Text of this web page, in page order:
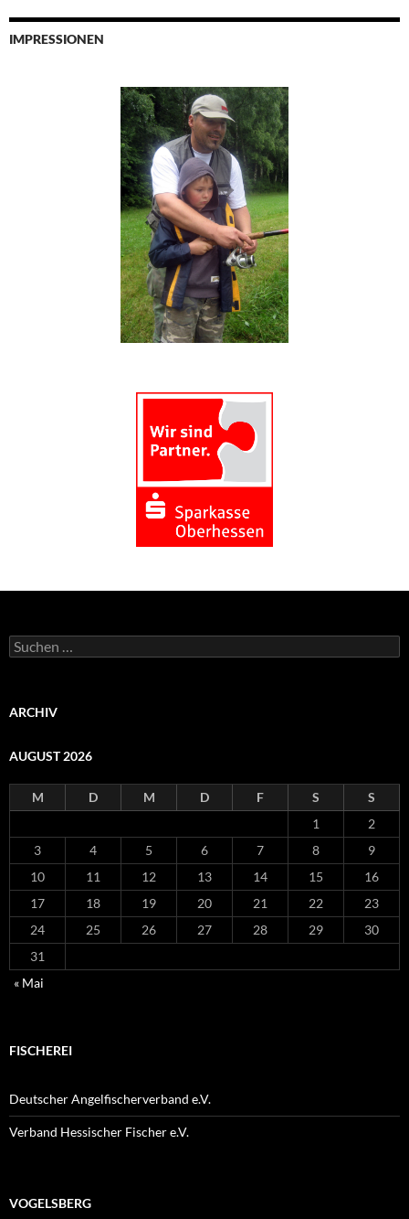
IMPRESSIONEN
Suchen
nach:
ARCHIV
AUGUST 2026
M D M D F S
S
1
2
3
4 5 6 7 8
9
10
11 12 13 14 15
16
17
18 19 20 21 22
23
24
25 26 27 28 29
30
31
« Mai
FISCHEREI
Deutscher Angelfischerverband e.V.
Verband Hessischer Fischer e.V.
VOGELSBERG